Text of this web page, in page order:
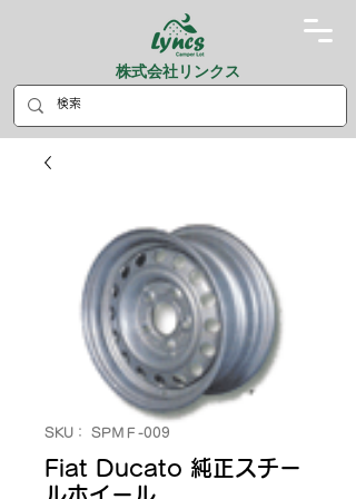
株式会社リンクス
SKU： SPＭＦ-009
Fiat Ducato 純正スチー
ルホイール